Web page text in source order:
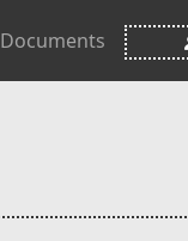
Documents